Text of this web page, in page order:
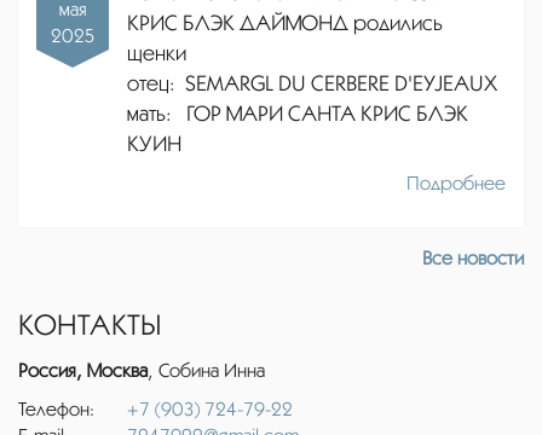
мая
2025
КРИС БЛЭК ДАЙМОНД родились
щенки
отец: SEMARGL DU CERBERE D'EYJEAUX
мать: ГОР МАРИ САНТА КРИС БЛЭК
КУИН
Подробнее
Все новости
КОНТАКТЫ
Россия, Москва, Собина Инна
Телефон:
+7 (903) 724-79-22